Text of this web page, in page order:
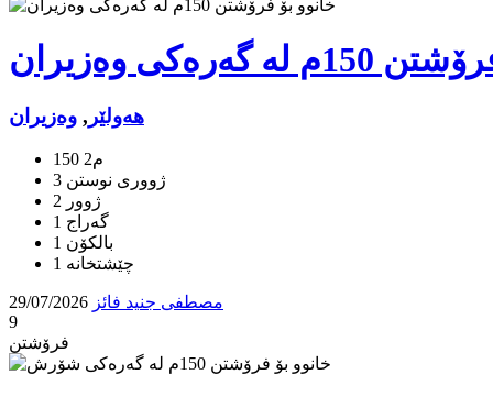
گەرەكی وەزیران
هه‌ولێر , وەزیران
150 م2
3 ژووری نوستن
2 ژوور
1 گه‌راج
1 بالكۆن
مصطفی جنید فائز 29/07/2026
9
فرۆشتن